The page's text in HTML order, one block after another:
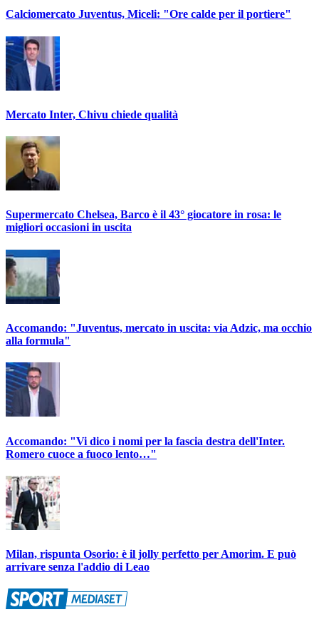
Calciomercato Juventus, Miceli: "Ore calde per il portiere"
Mercato Inter, Chivu chiede qualità
Supermercato Chelsea, Barco è il 43° giocatore in rosa: le
migliori occasioni in uscita
Accomando: "Juventus, mercato in uscita: via Adzic, ma occhio
alla formula"
Accomando: "Vi dico i nomi per la fascia destra dell'Inter.
Romero cuoce a fuoco lento…"
Milan, rispunta Osorio: è il jolly perfetto per Amorim. E può
arrivare senza l'addio di Leao